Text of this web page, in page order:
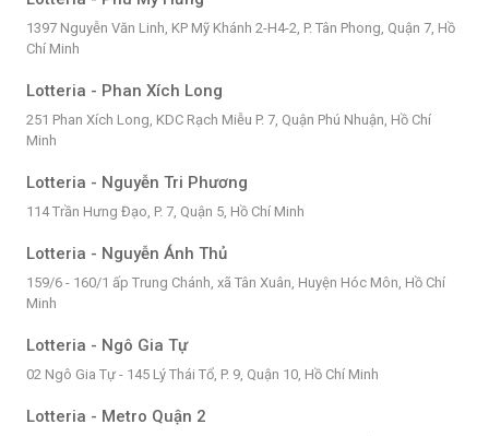
1397 Nguyễn Văn Linh, KP Mỹ Khánh 2-H4-2, P. Tân Phong, Quận 7, Hồ
Chí Minh
Lotteria - Phan Xích Long
251 Phan Xích Long, KDC Rạch Miễu P. 7, Quận Phú Nhuận, Hồ Chí
Minh
Lotteria - Nguyễn Tri Phương
114 Trần Hưng Đạo, P. 7, Quận 5, Hồ Chí Minh
Lotteria - Nguyễn Ánh Thủ
159/6 - 160/1 ấp Trung Chánh, xã Tân Xuân, Huyện Hóc Môn, Hồ Chí
Minh
Lotteria - Ngô Gia Tự
02 Ngô Gia Tự - 145 Lý Thái Tổ, P. 9, Quận 10, Hồ Chí Minh
Lotteria - Metro Quận 2